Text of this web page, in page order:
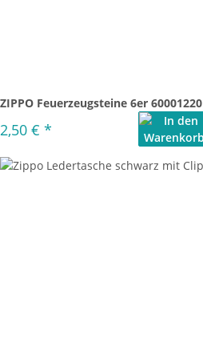
ZIPPO Feuerzeugsteine 6er 60001220
2,50 € *